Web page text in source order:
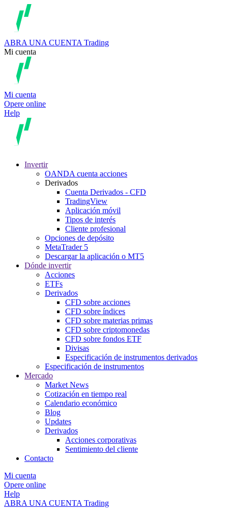
ABRA UNA CUENTA Trading
Mi cuenta
Mi cuenta
Opere online
Help
Invertir
OANDA cuenta acciones
Derivados
Cuenta Derivados - CFD
TradingView
Aplicación móvil
Tipos de interés
Cliente profesional
Opciones de depósito
MetaTrader 5
Descargar la aplicación o MT5
Dónde invertir
Acciones
ETFs
Derivados
CFD sobre acciones
CFD sobre índices
CFD sobre materias primas
CFD sobre criptomonedas
CFD sobre fondos ETF
Divisas
Especificación de instrumentos derivados
Especificación de instrumentos
Mercado
Market News
Cotización en tiempo real
Calendario económico
Blog
Updates
Derivados
Acciones corporativas
Sentimiento del cliente
Contacto
Mi cuenta
Opere online
Help
ABRA UNA CUENTA Trading